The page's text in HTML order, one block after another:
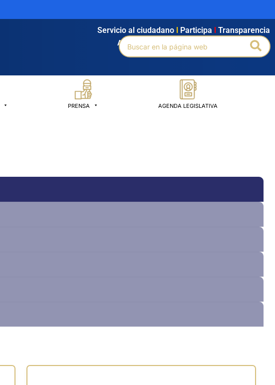
Agendamiento Intranet Búsqueda avanzada
Servicio al ciudadano Participa Transparencia
Buscar
por:
PRENSA AGENDA LEGISLATIVA